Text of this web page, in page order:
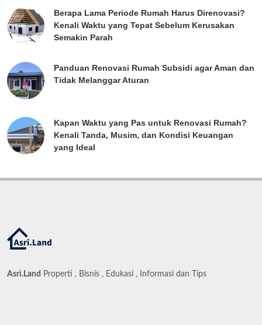
Berapa Lama Periode Rumah Harus Direnovasi?
Kenali Waktu yang Tepat Sebelum Kerusakan
Semakin Parah
Panduan Renovasi Rumah Subsidi agar Aman dan
Tidak Melanggar Aturan
Kapan Waktu yang Pas untuk Renovasi Rumah?
Kenali Tanda, Musim, dan Kondisi Keuangan
yang Ideal
Asri.Land Properti , Bisnis , Edukasi , Informasi dan Tips